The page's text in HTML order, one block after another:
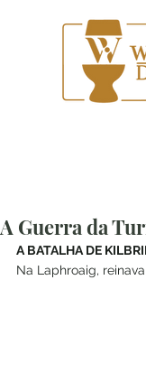
A Guerra da
A BATALHA DE
Na Laphroaig, reinava